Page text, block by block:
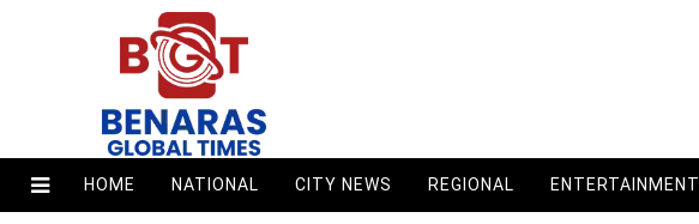
HOME NATIONAL CITY NEWS REGIONAL ENTERTAINMENT